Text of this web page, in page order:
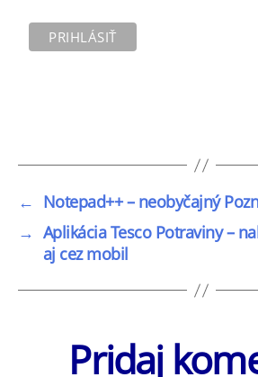
← Notepad++ – neobyčajný
→ Aplikácia Tesco Potraviny –
aj cez mobil
Pridaj